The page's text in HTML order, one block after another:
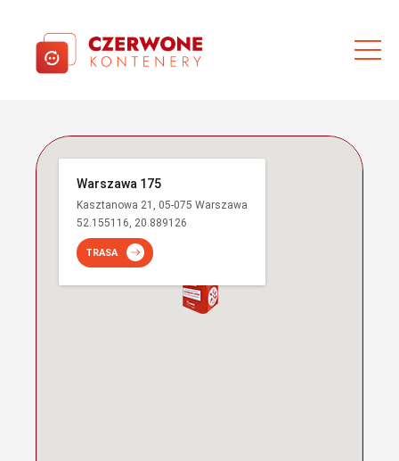
Warszawa 175
Kasztanowa 21, 05-075 Warszawa
52.155116, 20.889126
TRASA